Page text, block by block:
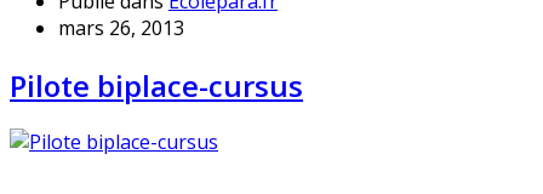
mars 26, 2013
Pilote biplace-cursus